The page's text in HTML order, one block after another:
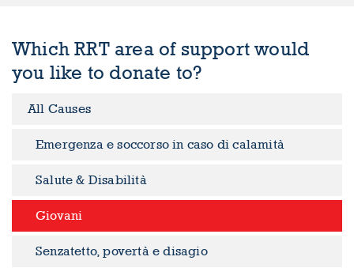
Which RRT area of support would
you like to donate to?
All Causes
Emergenza e soccorso in caso di calamità
Salute & Disabilità
Giovani
Senzatetto, povertà e disagio